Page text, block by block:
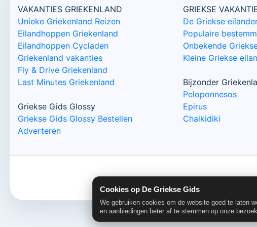
Cookies op De Griekse Gids
We gebruiken cookies om de website goed te laten
en aanbiedingen beter af te stemmen op onze
VAKANTIES GRIEKENLAND
Unieke Griekenland Reizen
Eilandhoppen Griekenland
Eilandhoppen Cycladen
Griekenland vakanties
Fly & Drive Griekenland
Last Minutes Griekenland
Griekse Gids Glossy
Griekse Gids Glossy Bestellen
Adverteren
GRIEKSE
De Griekse
Populaire
Onbekende
Kleine Griekse
Bijzonder
Peloponnesos
Epirus
Chalkidiki